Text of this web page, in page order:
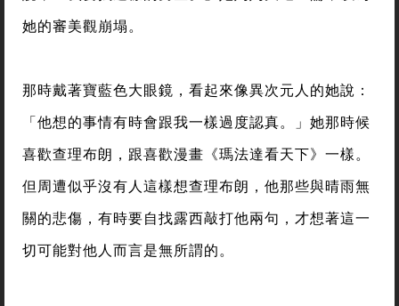
她的審美觀崩塌。
那時戴著寶藍色大眼鏡，看起來像異次元人的她說：
「他想的事情有時會跟我一樣過度認真。」她那時候
喜歡查理布朗，跟喜歡漫畫《瑪法達看天下》一樣。
但周遭似乎沒有人這樣想查理布朗，他那些與晴雨無
關的悲傷，有時要自找露西敲打他兩句，才想著這一
切可能對他人而言是無所謂的。